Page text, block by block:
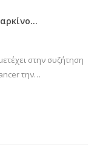
στην συζήτηση
την…